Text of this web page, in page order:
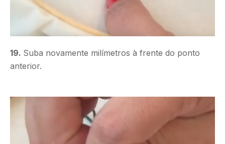
19. Suba novamente milímetros à frente do ponto
anterior.